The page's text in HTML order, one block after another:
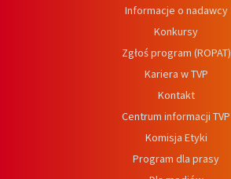
Informacje o nadawcy
Konkursy
Zgłoś program (ROPAT)
Kariera w TVP
Kontakt
Centrum informacji TVP
Komisja Etyki
Program dla prasy